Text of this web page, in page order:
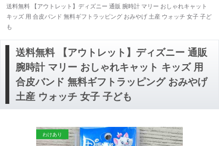
送料無料 【アウトレット】ディズニー 通販 腕時計 マリー おしゃれキャット
キッズ 用 合皮バンド 無料ギフトラッピング おみやげ 土産 ウォッチ 女子 子ど
も
送料無料 【アウトレット】ディズニー 通販
腕時計 マリー おしゃれキャット キッズ 用
合皮バンド 無料ギフトラッピング おみやげ
土産 ウォッチ 女子 子ども